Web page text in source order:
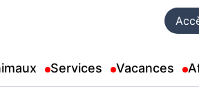
Services Vacances